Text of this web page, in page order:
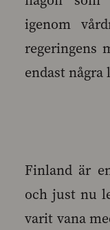
igenom
regeringens
endast
Finland är
och just nu
varit vana